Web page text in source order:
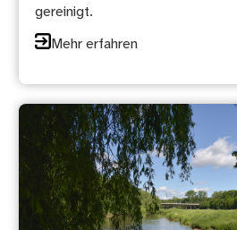
gereinigt.
Mehr erfahren